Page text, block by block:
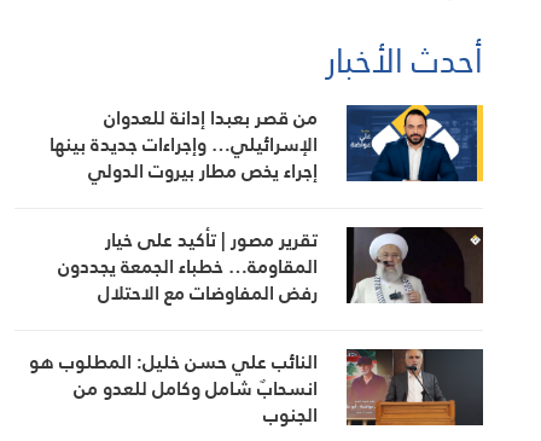
أحدث الأخبار
من قصر بعبدا إدانة للعدوان
الإسرائيلي… وإجراءات جديدة بينها
إجراء يخص مطار بيروت الدولي
تقرير مصور | تأكيد على خيار
المقاومة… خطباء الجمعة يجددون
رفض المفاوضات مع الاحتلال
النائب علي حسن خليل: المطلوب هو
انسحابٌ شامل وكامل للعدو من
الجنوب